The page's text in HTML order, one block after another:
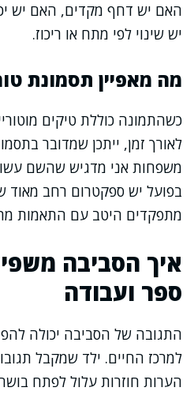
האם יש דחף מקדים, האם יש
יש שינוי לפי מתח או ריכוז.
מה מאפיין תסמונת
כשהתמונה כוללת טיקים
לאורך זמן, ייתכן שמדובר
משפחות אני מדגיש שהשם
בפועל יש ספקטרום רחב מאוד
מתפקדים היטב עם התאמות
איך הסביבה
ספר ועבודה
התגובה של הסביבה יכולה
למרכז החיים. ילד שמקבל
הערות חוזרות עלול לפתח